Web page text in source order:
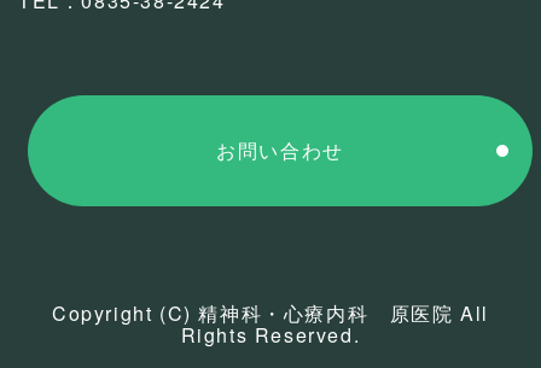
お問い合わせ
Copyright (C) 精神科・心療内科 原医院 All
Rights Reserved.